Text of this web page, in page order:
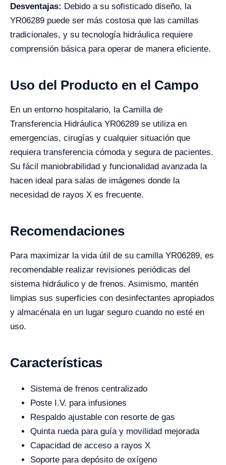
Desventajas: Debido a su sofisticado diseño, la
YR06289 puede ser más costosa que las camillas
tradicionales, y su tecnología hidráulica requiere
comprensión básica para operar de manera eficiente.
Uso del Producto en el Campo
En un entorno hospitalario, la Camilla de
Transferencia Hidráulica YR06289 se utiliza en
emergencias, cirugías y cualquier situación que
requiera transferencia cómoda y segura de pacientes.
Su fácil maniobrabilidad y funcionalidad avanzada la
hacen ideal para salas de imágenes donde la
necesidad de rayos X es frecuente.
Recomendaciones
Para maximizar la vida útil de su camilla YR06289, es
recomendable realizar revisiones periódicas del
sistema hidráulico y de frenos. Asimismo, mantén
limpias sus superficies con desinfectantes apropiados
y almacénala en un lugar seguro cuando no esté en
uso.
Características
Sistema de frenos centralizado
Poste I.V. para infusiones
Respaldo ajustable con resorte de gas
Quinta rueda para guía y movilidad mejorada
Capacidad de acceso a rayos X
Soporte para depósito de oxígeno